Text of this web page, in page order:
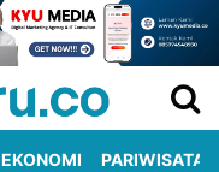
EKONOMI PARIWISATA